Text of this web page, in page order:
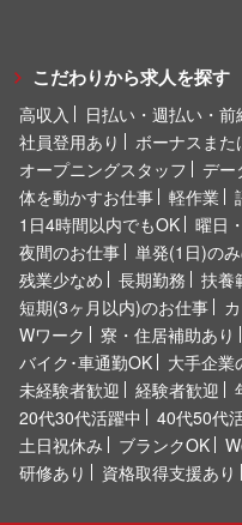
こだわりから求人を探す
高収入 日払い・週払い・前
社員登用あり
ボーナスまた
オープニングスタッフ
デー
体を動かすお仕事
軽作業
1日4時間以内でもOK
曜日
夜間のお仕事
単発(1日)の
残業少なめ
長期勤務
扶養
短期(3ヶ月以内)のお仕事
Wワーク
寮・住居補助あり
バイク･車通勤OK
大手企業
未経験者歓迎
経験者歓迎
20代30代活躍中
40代50代
土日祝休み
ブランクOK
研修あり
資格取得支援あり